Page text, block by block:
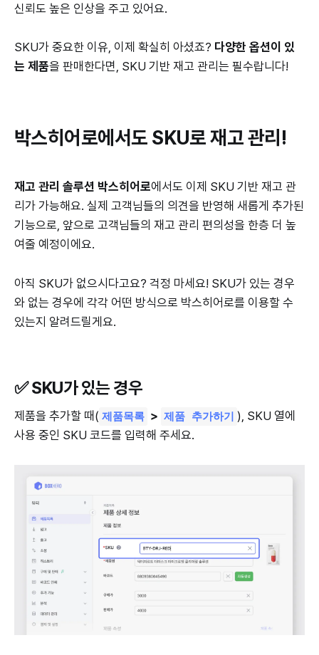
신뢰도 높은 인상을 주고 있어요.
SKU가 중요한 이유, 이제 확실히 아셨죠? 다양한 옵션이 있
는 제품을 판매한다면, SKU 기반 재고 관리는 필수랍니다!
박스히어로에서도 SKU로 재고 관리!
재고 관리 솔루션 박스히어로에서도 이제 SKU 기반 재고 관
리가 가능해요. 실제 고객님들의 의견을 반영해 새롭게 추가된
기능으로, 앞으로 고객님들의 재고 관리 편의성을 한층 더 높
여줄 예정이에요.
아직 SKU가 없으시다고요? 걱정 마세요! SKU가 있는 경우
와 없는 경우에 각각 어떤 방식으로 박스히어로를 이용할 수
있는지 알려드릴게요.
✅ SKU가 있는 경우
제품을 추가할 때( 제품목록 > 제품 추가하기 ), SKU 열에
사용 중인 SKU 코드를 입력해 주세요.